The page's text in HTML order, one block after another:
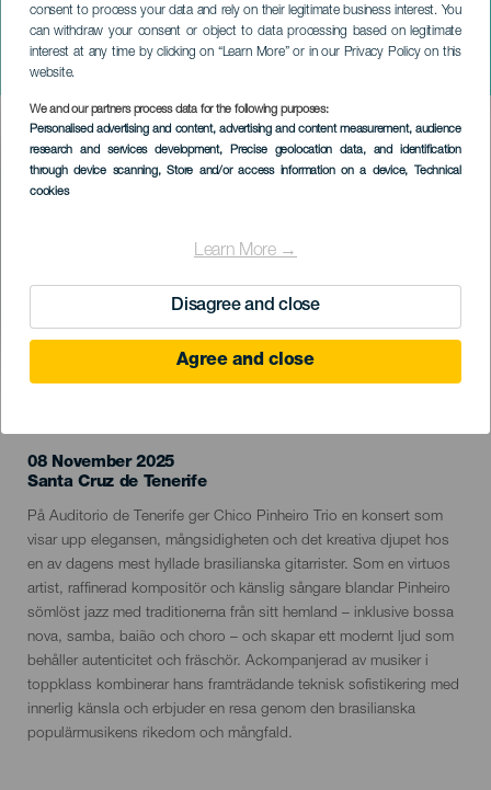
consent to process your data and rely on their legitimate business interest. You
can withdraw your consent or object to data processing based on legitimate
interest at any time by clicking on “Learn More” or in our Privacy Policy on this
website.
We and our partners process data for the following purposes:
Personalised advertising and content, advertising and content measurement, audience
research and services development, Precise geolocation data, and identification
through device scanning, Store and/or access information on a device, Technical
cookies
Learn More →
Disagree and close
Agree and close
Chico Pinheiro Trio på
konsert
TENERIFE
Imagen
Listado
08 November 2025
Localidad
Santa Cruz de Tenerife
Descripción
del
evento
På Auditorio de Tenerife ger Chico Pinheiro Trio en konsert som
visar upp elegansen, mångsidigheten och det kreativa djupet hos
en av dagens mest hyllade brasilianska gitarrister. Som en virtuos
artist, raffinerad kompositör och känslig sångare blandar Pinheiro
sömlöst jazz med traditionerna från sitt hemland – inklusive bossa
nova, samba, baião och choro – och skapar ett modernt ljud som
behåller autenticitet och fräschör. Ackompanjerad av musiker i
toppklass kombinerar hans framträdande teknisk sofistikering med
innerlig känsla och erbjuder en resa genom den brasilianska
populärmusikens rikedom och mångfald.